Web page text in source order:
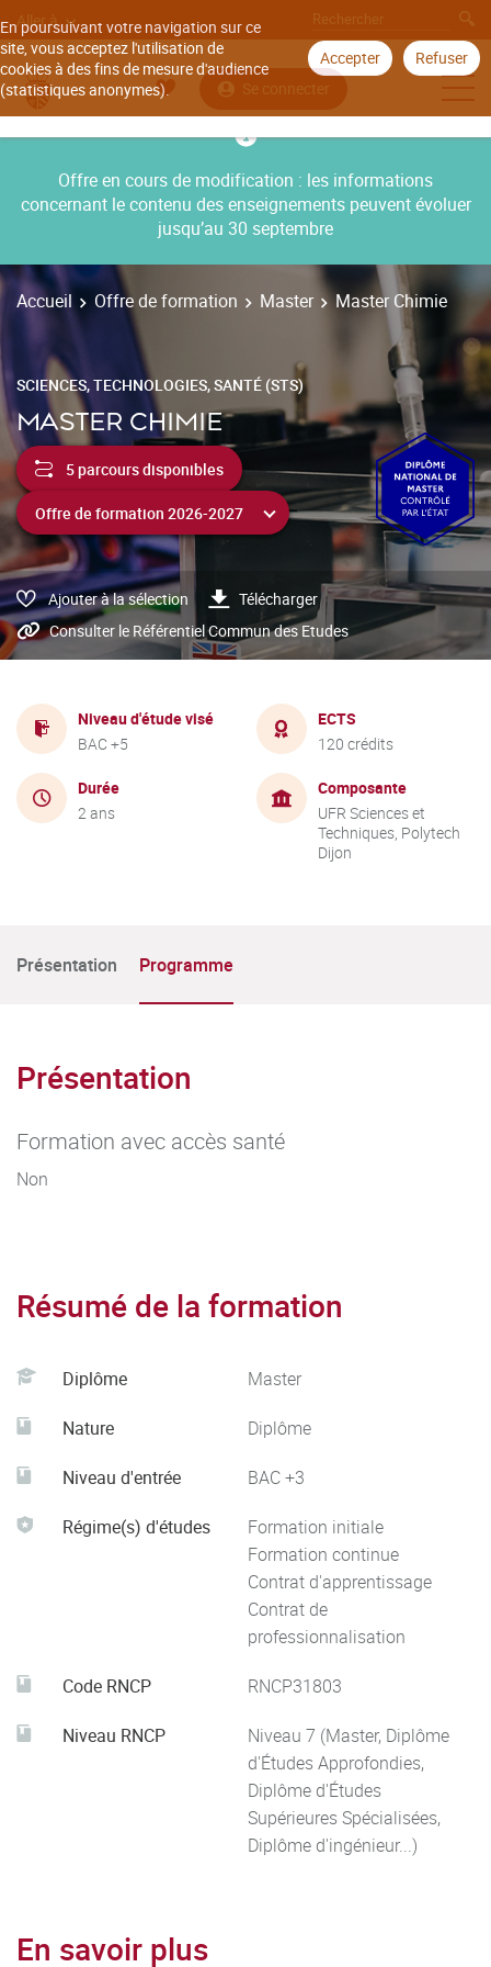
En poursuivant votre navigation sur ce
site, vous acceptez l'utilisation de
cookies à des fins de mesure d'audience
(statistiques anonymes).
Accepter Refuser
Aller à
Se connecter
Offre en cours de modification : les informations
concernant le contenu des enseignements peuvent évoluer
jusqu’au 30 septembre
Accueil Offre de formation Master Master Chimie
SCIENCES, TECHNOLOGIES, SANTÉ (STS)
MASTER CHIMIE
5 parcours disponibles
Ajouter à la sélection
Télécharger
Consulter le Référentiel Commun des Etudes
Niveau d'étude visé
BAC +5
ECTS
120 crédits
Durée
2 ans
Composante
UFR Sciences et
Techniques, Polytech
Dijon
Présentation Programme
Présentation
Formation avec accès santé
Non
Résumé de la formation
Diplôme Master
Nature Diplôme
Niveau d'entrée BAC +3
Régime(s) d'études
Formation initiale
Formation continue
Contrat d'apprentissage
Contrat de
professionnalisation
Code RNCP RNCP31803
Niveau RNCP
Niveau 7 (Master, Diplôme
d'Études Approfondies,
Diplôme d'Études
Supérieures Spécialisées,
Diplôme d'ingénieur...)
En savoir plus